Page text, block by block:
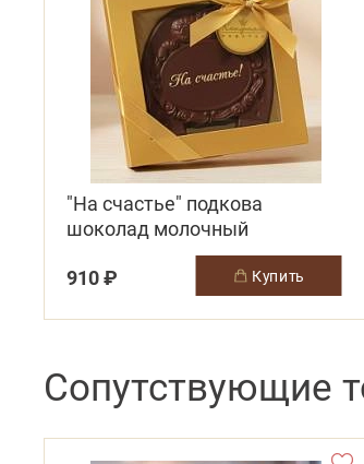
"На счастье" подкова
шоколад молочный
910 ₽
купить
Сопутствующие